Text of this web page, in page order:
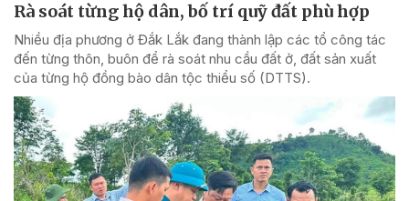
Rà soát từng hộ dân, bố trí quỹ đất phù hợp
Nhiều địa phương ở Đắk Lắk đang thành lập các tổ công tác
đến từng thôn, buôn để rà soát nhu cầu đất ở, đất sản xuất
của từng hộ đồng bào dân tộc thiểu số (DTTS).